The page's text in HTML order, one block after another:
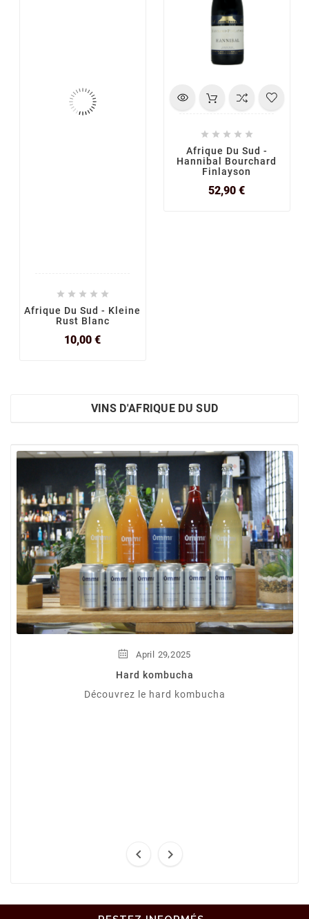
    
Afrique Du Sud - Kleine
Rust Blanc
10,00 €Prix
    
Afrique Du Sud -
Hannibal Bourchard
Finlayson
52,90 €Prix
VINS D'AFRIQUE DU SUD
April 29,2025
Hard kombucha
Découvrez le hard kombucha
 